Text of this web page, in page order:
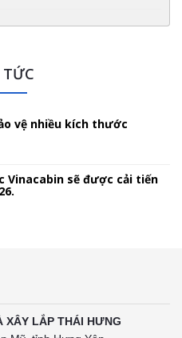
vệ nhiều kích thước
Vinacabin sẽ được cải tiến
XÂY LẮP THÁI HƯNG